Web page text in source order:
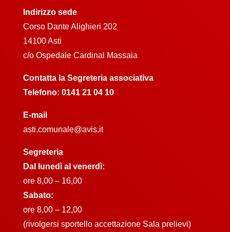
Indirizzo sede
Corso Dante Alighieri 202
14100 Asti
c/o Ospedale Cardinal Massaia
Contatta la Segreteria associativa
Telefono: 0141 21 04 10
E-mail
asti.comunale@avis.it
Segreteria
Dal lunedì al venerdì:
ore 8,00 – 16,00
Sabato:
ore 8,00 – 12,00
(rivolgersi sportello accettazione Sala prelievi)